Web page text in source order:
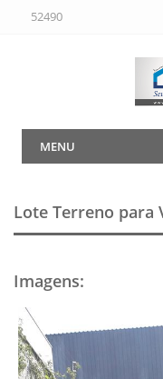
52490
MENU
Lote Terreno para
Imagens: